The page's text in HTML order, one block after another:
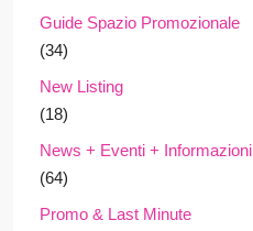
Guide Spazio Promozionale
(34)
New Listing
(18)
News + Eventi + Informazioni
(64)
Promo & Last Minute